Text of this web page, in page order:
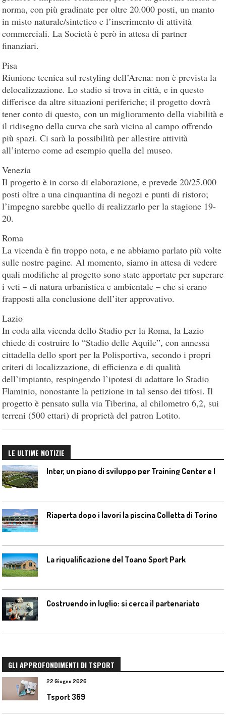
norma, con più gradinate per oltre 20.000 posti, un manto
in misto naturale/sintetico e l’inserimento di attività
commerciali. La Società è però in attesa di partner
finanziari.
Pisa
Riunione tecnica sul restyling dell’Arena: non è prevista la
delocalizzazione. Lo stadio si trova in città, e in questo
differisce da altre situazioni periferiche; il progetto dovrà
tener conto di questo, con un miglioramento della viabilità e
il ridisegno della curva che sarà vicina al campo offrendo
più spazi. Ci sarà la possibilità per allestire attività
all’interno come ad esempio quella del museo.
Venezia
Il progetto è in corso di elaborazione, e prevede 20/25.000
posti oltre a una cinquantina di negozi e punti di ristoro;
l’impegno sarebbe quello di realizzarlo per la stagione 19-
20.
Roma
La vicenda è fin troppo nota, e ne abbiamo parlato più volte
sulle nostre pagine. Al momento, siamo in attesa di vedere
quali modifiche al progetto sono state apportate per superare
i veti – di natura urbanistica e ambientale – che si erano
frapposti alla conclusione dell’iter approvativo.
Lazio
In coda alla vicenda dello Stadio per la Roma, la Lazio
chiede di costruire lo “Stadio delle Aquile”, con annessa
cittadella dello sport per la Polisportiva, secondo i propri
criteri di localizzazione, di efficienza e di qualità
dell’impianto, respingendo l’ipotesi di adattare lo Stadio
Flaminio, nonostante la petizione in tal senso dei tifosi. Il
progetto è pensato sulla via Tiberina, al chilometro 6,2, sui
terreni (500 ettari) di proprietà del patron Lotito.
LE ULTIME NOTIZIE
Riaperta dopo i lavori la piscina Colletta di Torino
La riqualificazione del Toano Sport Park
Costruendo in luglio: si cerca il partenariato
GLI APPROFONDIMENTI DI TSPORT
22 Giugno 2026
Tsport 369